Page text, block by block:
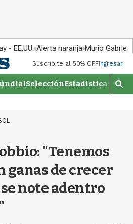
- EE.UU. Alerta naranja Murió Gabriel
Suscribite al 50% OFFIngresar
SelecciónEstadisticas
M
o
"Tenemos
ganas de crecer
note adentro